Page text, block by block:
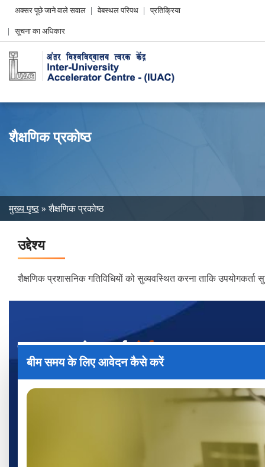
Header
menu
अक्सर पूछे जाने वाले सवाल वेबस्थल परिपथ
प्रतिक्रिया
सूचना का अधिकार
शैक्षणिक प्रकोष्ठ
Breadcrumb
मुख्य पृष्ठ शैक्षणिक प्रकोष्ठ
उद्देश्य
शैक्षणिक प्रशासनिक गतिविधियों को सुव्यवस्थित करना ताकि उपयोगकर्ता
त्वरक उपयोगकर्तापोर्टल
बीम समय के लिए आवेदन कैसे करें